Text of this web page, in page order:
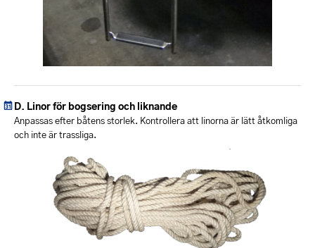
Linor för bogsering och liknande
Anpassas efter båtens storlek. Kontrollera att linorna är lätt åtkomliga
och inte är trassliga.